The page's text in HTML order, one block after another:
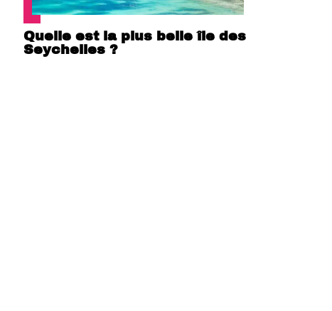
Quelle est la plus belle île des
Seychelles ?